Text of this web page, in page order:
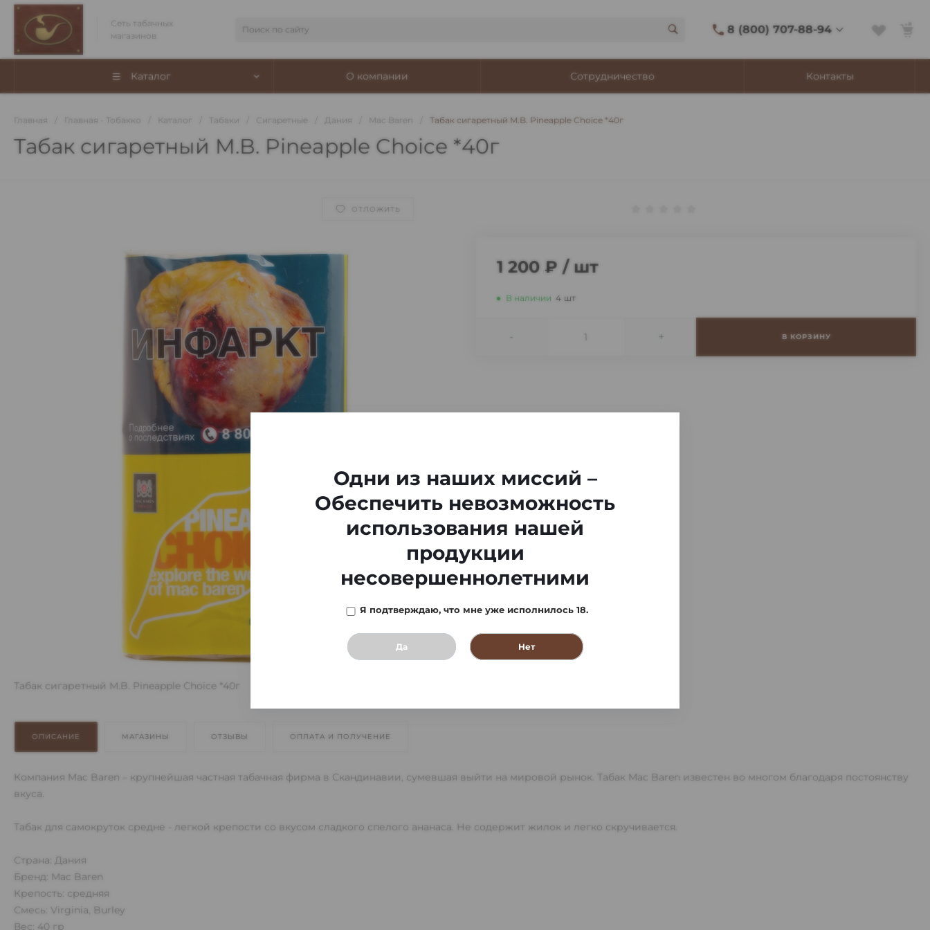
Сеть табачных
магазинов
8 (800) 707-88-94
8 (800) 707-88-94
Адмирала Фокина, 8
Каталог О компании Сотрудничество Контакты
Главная Главная - Тобакко Каталог Табаки Сигаретные Дания Mac Baren Табак сигаретный M.B. Pineapple Choice *40г
Табак сигаретный M.B. Pineapple Choice *40г
ОТЛОЖИТЬ
Табак сигаретный M.B. Pineapple Choice *40г
1 200 ₽ / шт
В наличии 4 шт
- + В КОРЗИНУ
ОПИСАНИЕ МАГАЗИНЫ ОТЗЫВЫ ОПЛАТА И ПОЛУЧЕНИЕ
Компания Mac Baren – крупнейшая частная табачная фирма в Скандинавии, сумевшая выйти на мировой рынок. Табак Mac Baren известен во многом благодаря постоянству
вкуса.
Табак для самокруток средне - легкой крепости со вкусом сладкого спелого ананаса. Не содержит жилок и легко скручивается.
Страна: Дания
Бренд: Mac Baren
Крепость: средняя
Смесь: Virginia, Burley
Вес: 40 гр
Одни из наших миссий –
Обеспечить невозможность
использования нашей
продукции
несовершеннолетними
Я подтверждаю, что мне уже исполнилось 18.
Да Нет